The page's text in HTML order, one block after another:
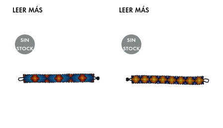
LEER MÁS
LEER MÁS
SIN
STOCK
SIN
STOCK